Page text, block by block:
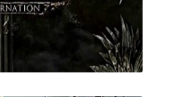
Complete Edition